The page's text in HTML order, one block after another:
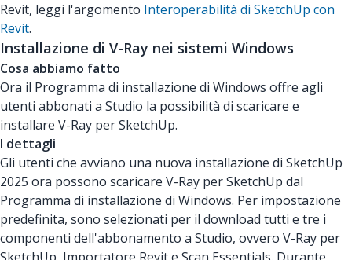
Revit, leggi l'argomento Interoperabilità di SketchUp con
Revit.
Installazione di V-Ray nei sistemi Windows
Cosa abbiamo fatto
Ora il Programma di installazione di Windows offre agli
utenti abbonati a Studio la possibilità di scaricare e
installare V-Ray per SketchUp.
I dettagli
Gli utenti che avviano una nuova installazione di SketchUp
2025 ora possono scaricare V-Ray per SketchUp dal
Programma di installazione di Windows. Per impostazione
predefinita, sono selezionati per il download tutti e tre i
componenti dell'abbonamento a Studio, ovvero V-Ray per